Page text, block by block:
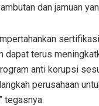
dan jamuan
dapat terus
anti korupsi
perusahaan
tegasnya.